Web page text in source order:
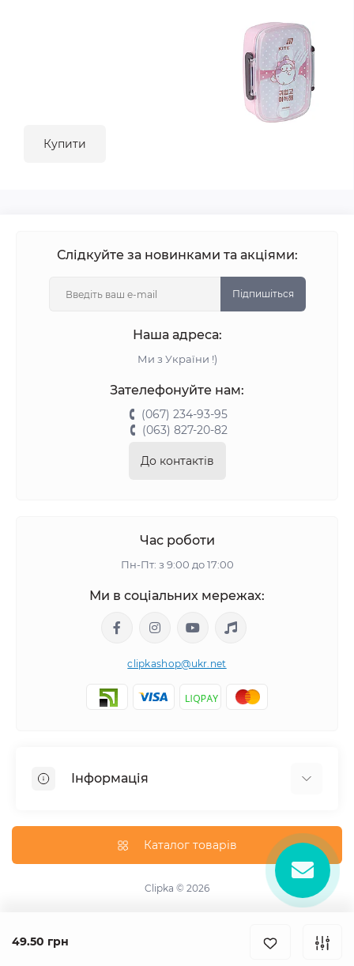
49.50 грн
Купити
Слідкуйте за новинками та акціями:
Підпишіться
Наша адреса:
Ми з України !)
Зателефонуйте нам:
(067) 234-93-95
(063) 827-20-82
До контактів
Час роботи
Пн-Пт: з 9:00 до 17:00
Ми в соціальних мережах:
clipkashop@ukr.net
Інформація
Контакти
Каталог товарів
Clipka © 2026